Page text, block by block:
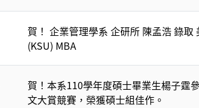
賀！ 企業管理學系 企研所 陳孟浩 錄取
(KSU) MBA
賀！本系110學年度碩士畢業生楊子霆
文大賞競賽，榮獲碩士組佳作。